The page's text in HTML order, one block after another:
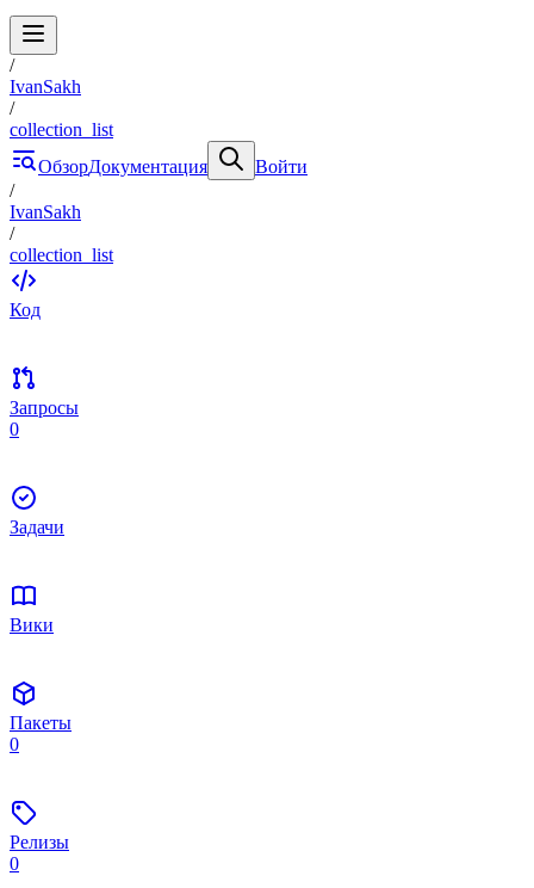
/
IvanSakh
/
collection_list
ОбзорДокументация
Войти
/
IvanSakh
/
collection_list
Код
Запросы
0
Задачи
Вики
Пакеты
0
Релизы
0